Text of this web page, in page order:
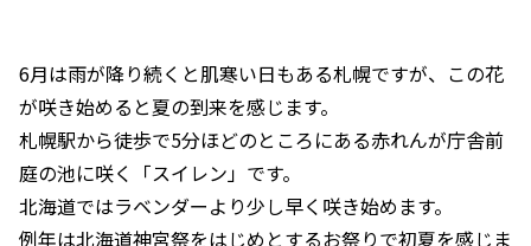
6月は雨が降り続くと肌寒い日もある札幌ですが、この花
が咲き始めると夏の到来を感じます。
札幌駅から徒歩で5分ほどのところにある赤れんが庁舎前
庭の池に咲く「スイレン」です。
北海道ではラベンダーより少し早く咲き始めます。
例年は北海道神宮祭をはじめとするお祭りで初夏を感じま